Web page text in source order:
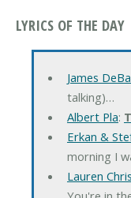
LYRICS OF THE DAY
James
talking)…
Albert Pla:
Erkan &
morning I
Lauren